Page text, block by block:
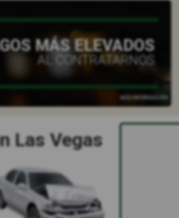
MÁS ELEVADOS
AL CONTRATARNOS
Las Vegas